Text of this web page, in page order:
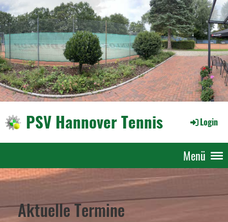
PSV Hannover Tennis Login
Menü
Aktuelle Termine